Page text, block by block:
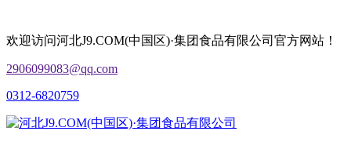
欢迎访问河北J9.COM(中国区)·集团食品有限公司官方网站！
2906099083@qq.com
0312-6820759